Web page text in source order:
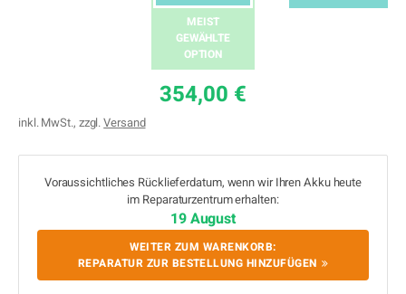
MEIST
GEWÄHLTE
OPTION
354,00 €
inkl. MwSt., zzgl.Versand
Voraussichtliches Rücklieferdatum, wenn wir Ihren Akku heute
im Reparaturzentrum erhalten:
19 August
WEITER ZUM WARENKORB:
REPARATUR ZUR BESTELLUNG HINZUFÜGEN